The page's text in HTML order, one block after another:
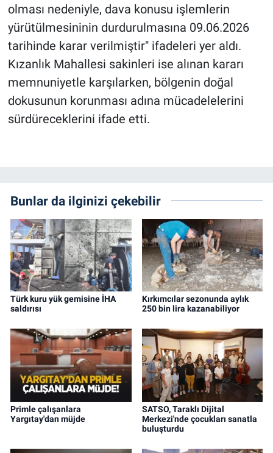
olması nedeniyle, dava konusu işlemlerin
yürütülmesininin durdurulmasına 09.06.2026
tarihinde karar verilmiştir" ifadeleri yer aldı.
Kızanlık Mahallesi sakinleri ise alınan kararı
memnuniyetle karşılarken, bölgenin doğal
dokusunun korunması adına mücadelelerini
sürdüreceklerini ifade etti.
Bunlar da ilginizi çekebilir
Türk kuru yük gemisine İHA
saldırısı
Kırkımcılar sezonunda aylık
250 bin lira kazanabiliyor
Primle çalışanlara
Yargıtay'dan müjde
SATSO, Taraklı Dijital
Merkezi'nde çocukları sanatla
buluşturdu